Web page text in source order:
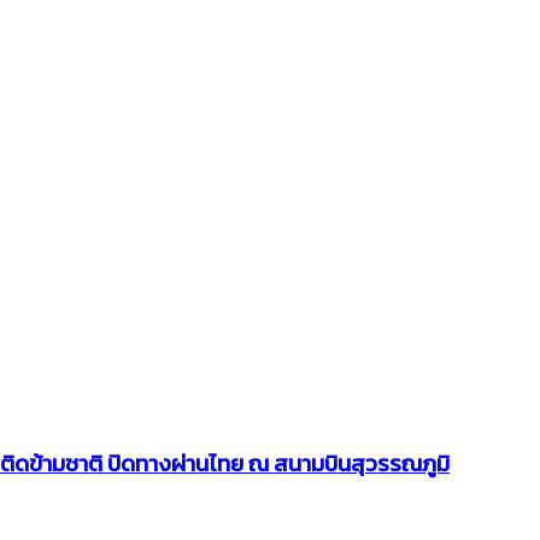
ดข้ามชาติ ปิดทางผ่านไทย ณ สนามบินสุวรรณภูมิ